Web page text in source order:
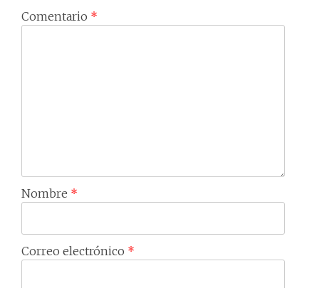
Comentario *
Nombre *
Correo electrónico *